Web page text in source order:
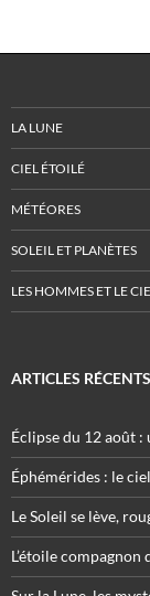
LA LUNE
CIEL ÉTOILÉ
MÉTÉORES
SOLEIL ET PLANÈTES
LES HOMMES ET LE
ARTICLES RÉCENTS
Éclipse du 12 août :
Éphémérides : le
Le Soleil se lève,
L’étoile compagnon